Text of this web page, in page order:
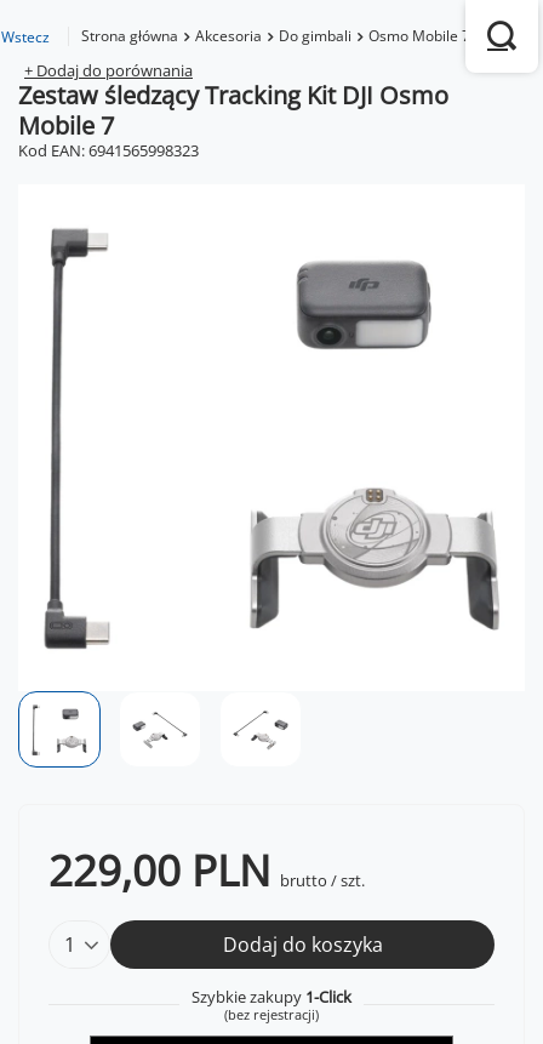
Wstecz Strona główna Akcesoria Do gimbali Osmo Mobile 7 Zestaw
+ Dodaj do porównania
Zestaw śledzący Tracking Kit DJI Osmo
Mobile 7
Kod EAN: 6941565998323
229,00 PLN brutto /szt.
Dodaj do koszyka
Szybkie zakupy 1-Click
(bez rejestracji)